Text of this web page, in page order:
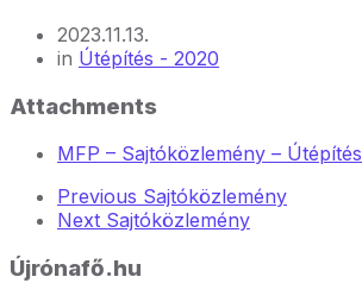
2023.11.13.
in Útépítés - 2020
Attachments
MFP – Sajtóközlemény – Útépítés
Previous Sajtóközlemény
Next Sajtóközlemény
Újrónafő.hu